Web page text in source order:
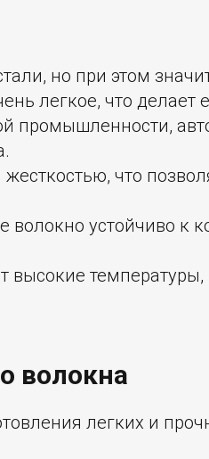
но при этом
легкое, что делает
промышленности,
что
волокно устойчиво к
высокие температуры,
волокна
легких и